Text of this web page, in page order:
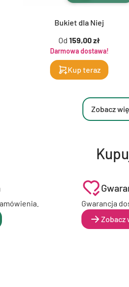
Bukiet dla Niej
Od 159,00 zł
Darmowa dostawa!
Kup teraz
Zobacz
Gwarancja
Zobacz